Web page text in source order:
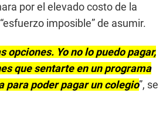
por el elevado costo de la
imposible” de asumir.
opciones. Yo no lo puedo pagar,
que sentarte en un programa
para poder pagar un colegio”, se